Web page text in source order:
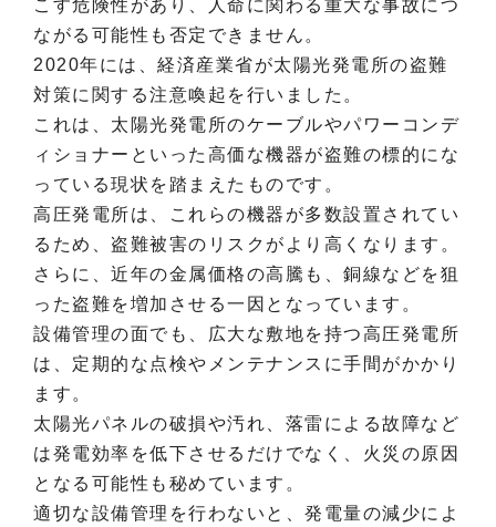
こす危険性があり、人命に関わる重大な事故につ
ながる可能性も否定できません。
2020年には、経済産業省が太陽光発電所の盗難
対策に関する注意喚起を行いました。
これは、太陽光発電所のケーブルやパワーコンデ
ィショナーといった高価な機器が盗難の標的にな
っている現状を踏まえたものです。
高圧発電所は、これらの機器が多数設置されてい
るため、盗難被害のリスクがより高くなります。
さらに、近年の金属価格の高騰も、銅線などを狙
った盗難を増加させる一因となっています。
設備管理の面でも、広大な敷地を持つ高圧発電所
は、定期的な点検やメンテナンスに手間がかかり
ます。
太陽光パネルの破損や汚れ、落雷による故障など
は発電効率を低下させるだけでなく、火災の原因
となる可能性も秘めています。
適切な設備管理を行わないと、発電量の減少によ